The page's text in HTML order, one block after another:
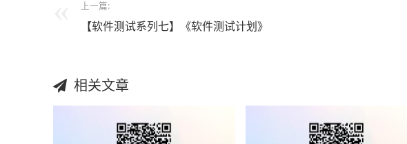
上一篇:
【软件测试系列七】《软件测试计划》
相关文章